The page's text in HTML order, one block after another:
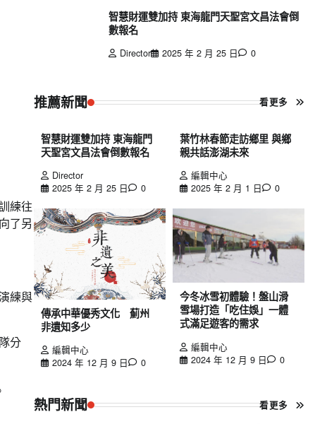
練往
了另
練與
分
智慧財運雙加持 東海龍門天聖宮文昌法會倒
數報名
Director 2025 年 2 月 25 日 0
推薦新聞 看更多
智慧財運雙加持 東海龍門
天聖宮文昌法會倒數報名
Director
2025 年 2 月 25 日
0
葉竹林春節走訪鄉里 與鄉
親共話澎湖未來
編輯中心
2025 年 2 月 1 日
0
傳承中華優秀文化 薊州
非遺知多少
編輯中心
2024 年 12 月 9 日
0
今冬冰雪初體驗！盤山滑
雪場打造「吃住娛」一體
式滿足遊客的需求
編輯中心
2024 年 12 月 9 日
0
熱門新聞 看更多